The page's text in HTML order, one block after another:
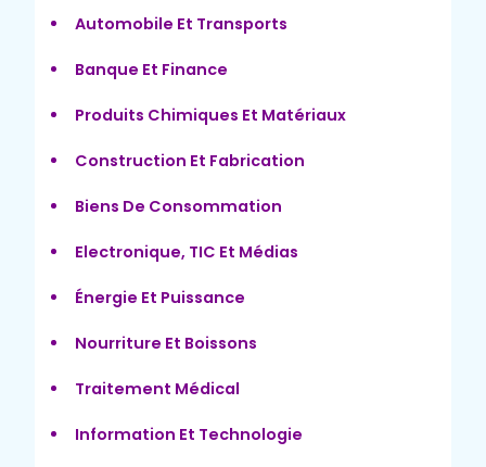
Automobile Et Transports
Banque Et Finance
Produits Chimiques Et Matériaux
Construction Et Fabrication
Biens De Consommation
Electronique, TIC Et Médias
Énergie Et Puissance
Nourriture Et Boissons
Traitement Médical
Information Et Technologie